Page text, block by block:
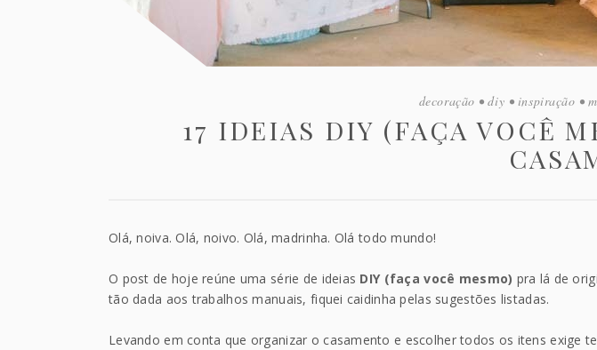
decoração • diy • inspiração •
17 IDEIAS DIY (FAÇA VOCÊ
Olá, noiva. Olá, noivo. Olá, madrinha. Olá todo mundo!
O post de hoje reúne uma série de ideias DIY (faça você mesmo) pra lá de
tão dada aos trabalhos manuais, fiquei caidinha pelas sugestões listadas.
Levando em conta que organizar o casamento e escolher todos os itens exige